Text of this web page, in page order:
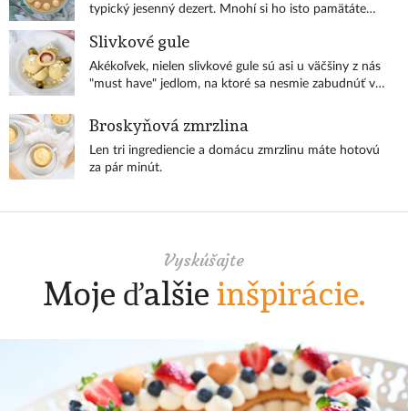
typický jesenný dezert. Mnohí si ho isto pamätáte
Slivkové gule
Akékoľvek, nielen slivkové gule sú asi u väčšiny z nás
"must have" jedlom, na ktoré sa nesmie zabudnúť v
Broskyňová zmrzlina
Len tri ingrediencie a domácu zmrzlinu máte hotovú
za pár minút.
Vyskúšajte
Moje ďalšie inšpirácie.